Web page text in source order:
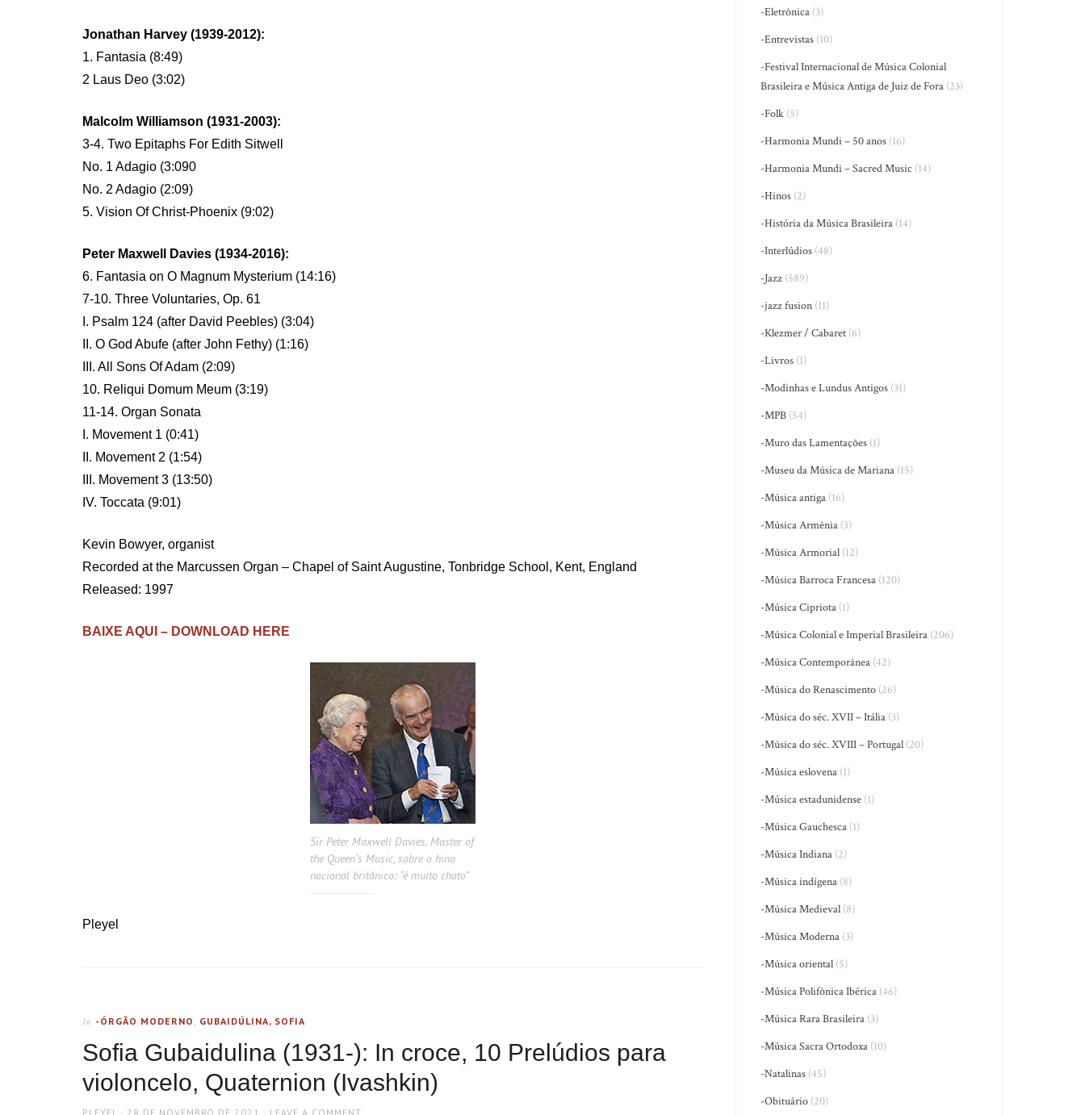
Jonathan Harvey (1939-2012):
1. Fantasia (8:49)
2 Laus Deo (3:02)
Malcolm Williamson (1931-2003):
3-4. Two Epitaphs For Edith Sitwell
No. 1 Adagio (3:090
No. 2 Adagio (2:09)
5. Vision Of Christ-Phoenix (9:02)
Peter Maxwell Davies (1934-2016):
6. Fantasia on O Magnum Mysterium (14:16)
7-10. Three Voluntaries, Op. 61
I. Psalm 124 (after David Peebles) (3:04)
II. O God Abufe (after John Fethy) (1:16)
III. All Sons Of Adam (2:09)
10. Reliqui Domum Meum (3:19)
11-14. Organ Sonata
I. Movement 1 (0:41)
II. Movement 2 (1:54)
III. Movement 3 (13:50)
IV. Toccata (9:01)
Kevin Bowyer, organist
Recorded at the Marcussen Organ – Chapel of Saint Augustine, Tonbridge School, Kent, England
Released: 1997
BAIXE AQUI – DOWNLOAD HERE
Sir Peter Maxwell Davies, Master of
the Queen’s Music, sobre o hino
nacional britânico: “é muito chato”
Pleyel
In -ÓRGÃO MODERNO , GUBAIDÚLINA, SOFIA
Sofia Gubaidulina (1931-): In croce, 10 Prelúdios para
violoncelo, Quaternion (Ivashkin)
AUTHOR
PLEYEL POSTED
28 DE NOVEMBRO DE 2021 LEAVE A COMMENT
-Eletrônica (3)
-Entrevistas (10)
-Festival Internacional de Música Colonial
Brasileira e Música Antiga de Juiz de Fora (23)
-Folk (5)
-Harmonia Mundi – 50 anos (16)
-Harmonia Mundi – Sacred Music (14)
-Hinos (2)
-História da Música Brasileira (14)
-Interlúdios (48)
-Jazz (589)
-jazz fusion (11)
-Klezmer / Cabaret (6)
-Livros (1)
-Modinhas e Lundus Antigos (31)
-MPB (54)
-Muro das Lamentações (1)
-Museu da Música de Mariana (15)
-Música antiga (16)
-Música Armênia (3)
-Música Armorial (12)
-Música Barroca Francesa (120)
-Música Cipriota (1)
-Música Colonial e Imperial Brasileira (206)
-Música Contemporânea (42)
-Música do Renascimento (26)
-Música do séc. XVII – Itália (3)
-Música do séc. XVIII – Portugal (20)
-Música eslovena (1)
-Música estadunidense (1)
-Música Gauchesca (1)
-Música Indiana (2)
-Música indígena (8)
-Música Medieval (8)
-Música Moderna (3)
-Música oriental (5)
-Música Polifônica Ibérica (46)
-Música Rara Brasileira (3)
-Música Sacra Ortodoxa (10)
-Natalinas (45)
-Obituário (20)